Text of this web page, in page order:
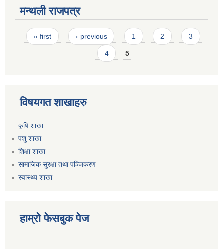
मन्थली राजपत्र
Pages
« first ‹ previous 1 2 3
4 5
विषयगत शाखाहरु
कृषि शाखा
पशु शाखा
शिक्षा शाखा
सामाजिक सुरक्षा तथा पञ्जिकरण
स्वास्थ्य शाखा
हाम्रो फेसबुक पेज